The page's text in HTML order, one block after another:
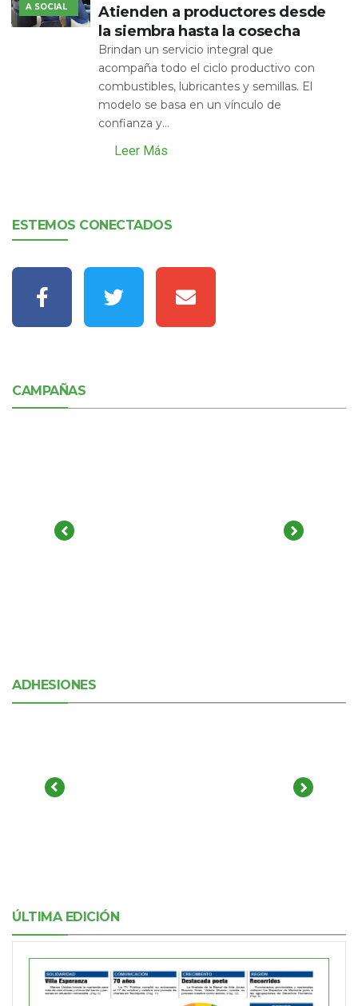
A SOCIAL
Atienden a productores desde
la siembra hasta la cosecha
Brindan un servicio integral que
acompaña todo el ciclo productivo con
combustibles, lubricantes y semillas. El
modelo se basa en un vínculo de
confianza y...
Leer Más
ESTEMOS CONECTADOS
CAMPAÑAS
ADHESIONES
ÚLTIMA EDICIÓN